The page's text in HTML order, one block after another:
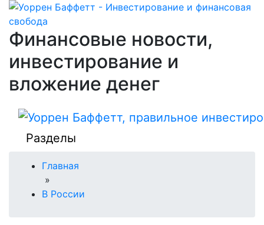
Финансовые новости,
инвестирование и
вложение денег
Разделы
Главная
»
В России